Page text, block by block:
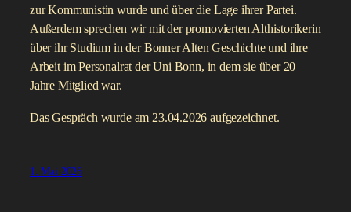
zur Kommunistin wurde und über die Lage ihrer Partei.
Außerdem sprechen wir mit der promovierten Althistorikerin
über ihr Studium in der Bonner Alten Geschichte und ihre
Arbeit im Personalrat der Uni Bonn, in dem sie über 20
Jahre Mitglied war.
Das Gespräch wurde am 23.04.2026 aufgezeichnet.
1. Mai 2026